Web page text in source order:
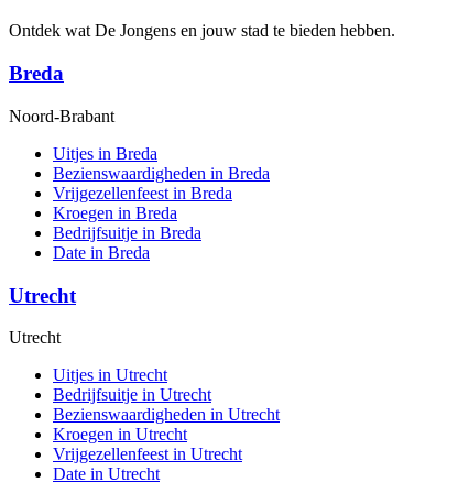
Ontdek wat De Jongens en jouw stad te bieden hebben.
Breda
Noord-Brabant
Uitjes in Breda
Bezienswaardigheden in Breda
Vrijgezellenfeest in Breda
Kroegen in Breda
Bedrijfsuitje in Breda
Date in Breda
Utrecht
Utrecht
Uitjes in Utrecht
Bedrijfsuitje in Utrecht
Bezienswaardigheden in Utrecht
Kroegen in Utrecht
Vrijgezellenfeest in Utrecht
Date in Utrecht